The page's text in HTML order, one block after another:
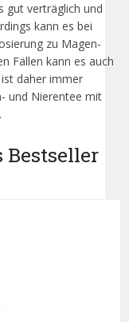
gut verträglich und
kann es bei
zu Magen-
Fällen kann es auch
daher immer
und Nierentee mit
Bestseller